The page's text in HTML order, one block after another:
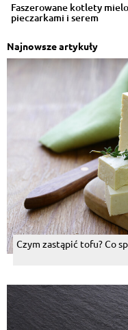
Faszerowane kotlety
pieczarkami i serem
Najnowsze artykuły
Czym zastąpić tofu? Co